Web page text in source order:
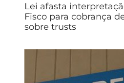
Lei afasta
Fisco para cobrança
sobre trusts